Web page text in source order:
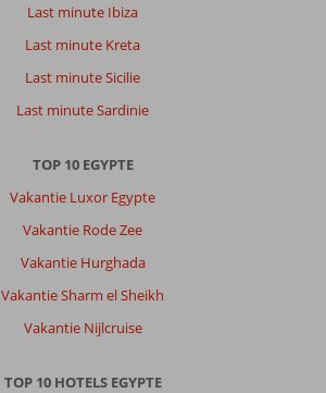
Last minute Ibiza
Last minute Kreta
Last minute Sicilie
Last minute Sardinie
TOP 10 EGYPTE
Vakantie Luxor Egypte
Vakantie Rode Zee
Vakantie Hurghada
Vakantie Sharm el Sheikh
Vakantie Nijlcruise
TOP 10 HOTELS EGYPTE